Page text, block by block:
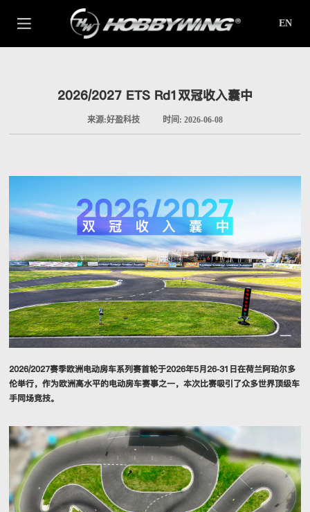
EN
2026/2027 ETS Rd1双冠收入囊中
来源:好盈科技 时间: 2026-06-08
2026/2027赛季欧洲电动房车系列赛首轮于2026年5月26-31日在荷兰阿珀尔多
伦举行，作为欧洲高水平的电动房车赛事之一，本次比赛吸引了众多世界顶级车
手同场竞技。